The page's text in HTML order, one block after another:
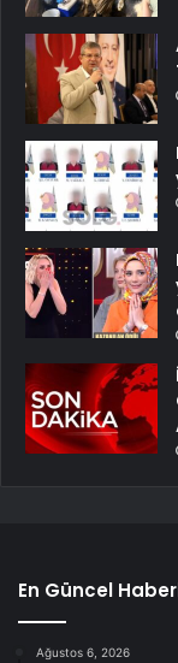
En Güncel
Ağustos 6, 2026